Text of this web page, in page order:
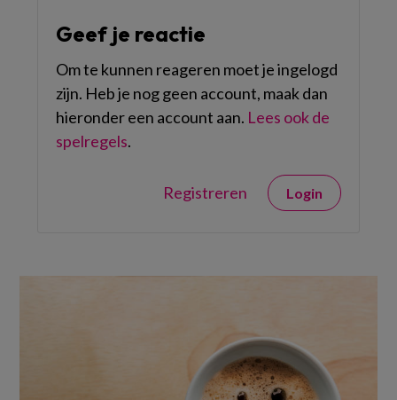
Geef je reactie
Om te kunnen reageren moet je ingelogd
zijn. Heb je nog geen account, maak dan
hieronder een account aan. Lees ook de
spelregels.
Registreren Login